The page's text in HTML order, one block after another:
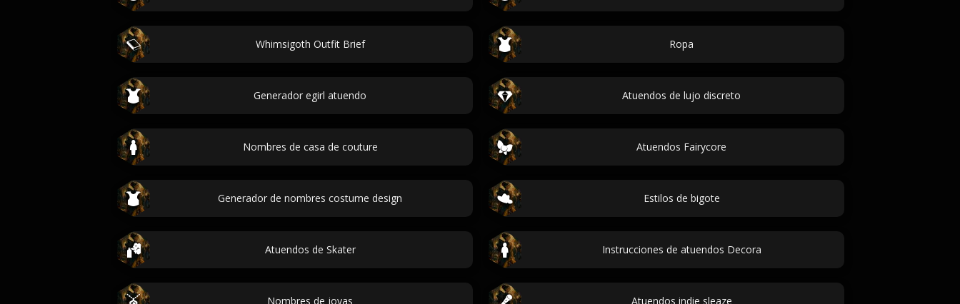
Whimsigoth Outfit Brief Ropa
Generador egirl atuendo Atuendos de lujo discreto
Nombres de casa de couture Atuendos Fairycore
Generador de nombres costume design Estilos de bigote
Atuendos de Skater Instrucciones de atuendos Decora
Nombres de joyas Atuendos indie sleaze